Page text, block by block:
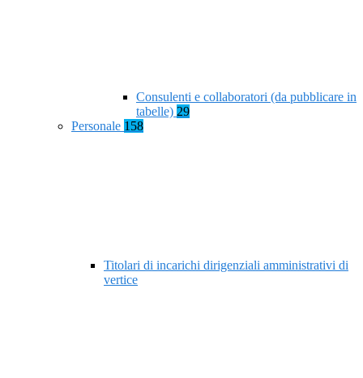
Consulenti e collaboratori (da pubblicare in
tabelle) 29
Personale 158
Titolari di incarichi dirigenziali amministrativi di
vertice